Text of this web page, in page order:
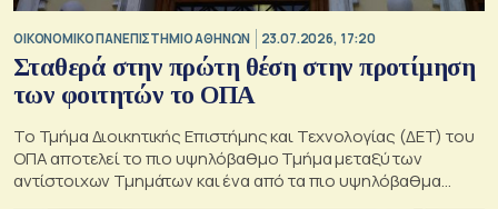
ΟΙΚΟΝΟΜΙΚΟ ΠΑΝΕΠΙΣΤΗΜΙΟ ΑΘΗΝΩΝ 23.07.2026, 17:20
Σταθερά στην πρώτη θέση στην προτίμηση
των φοιτητών το ΟΠΑ
Το Τμήμα Διοικητικής Επιστήμης και Τεχνολογίας (ΔΕΤ) του
ΟΠΑ αποτελεί το πιο υψηλόβαθμο Τμήμα μεταξύ των
αντίστοιχων Τμημάτων και ένα από τα πιο υψηλόβαθμα